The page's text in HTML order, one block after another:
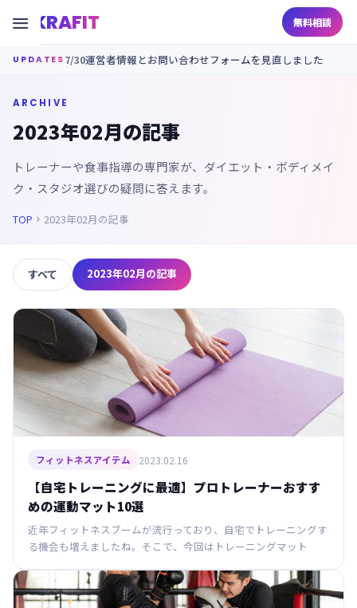
KRAFIT 無料相談

UPDATES 7/30運営者情報とお問い合わせフォームを見直しました
ARCHIVE
2023年02月の記事
トレーナーや食事指導の専門家が、ダイエット・ボディメイ
ク・スタジオ選びの疑問に答えます。
TOP  2023年02月の記事
すべて 2023年02月の記事
フィットネスアイテム 2023.02.16
【自宅トレーニングに最適】プロトレーナーおすす
めの運動マット10選
近年フィットネスブームが流行っており、自宅でトレーニングす
る機会も増えましたね。そこで、今回はトレーニングマット